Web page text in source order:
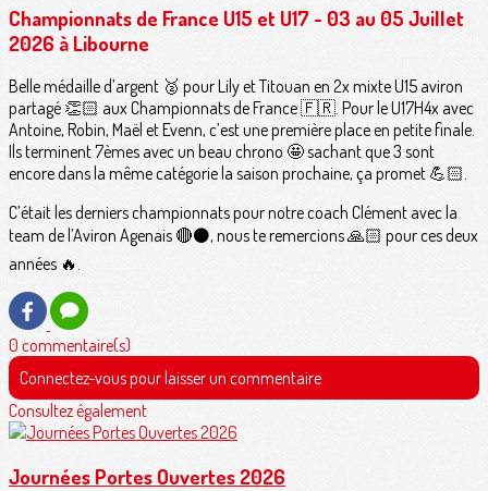
Championnats de France U15 et U17 - 03 au 05 Juillet
2026 à Libourne
Belle médaille d’argent 🥈 pour Lily et Titouan en 2x mixte U15 aviron
partagé 👏🏻 aux Championnats de France 🇫🇷. Pour le U17H4x avec
Antoine, Robin, Maël et Evenn, c’est une première place en petite finale.
Ils terminent 7èmes avec un beau chrono 🤩 sachant que 3 sont
encore dans la même catégorie la saison prochaine, ça promet 💪🏻.
C’était les derniers championnats pour notre coach Clément avec la
team de l’Aviron Agenais 🔴⚫️, nous te remercions 🙏🏻 pour ces deux
années 🔥.
0 commentaire(s)
Connectez-vous pour laisser un commentaire
Consultez également
Journées Portes Ouvertes 2026